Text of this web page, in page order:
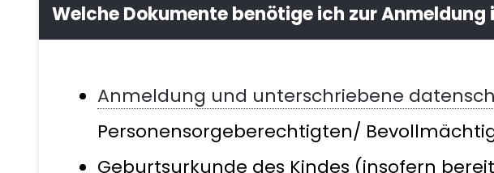
Welche Dokumente benötige ich zur Anmeldung
Anmeldung und unterschriebene
Personensorgeberechtigten/
Geburtsurkunde des Kindes (insofern